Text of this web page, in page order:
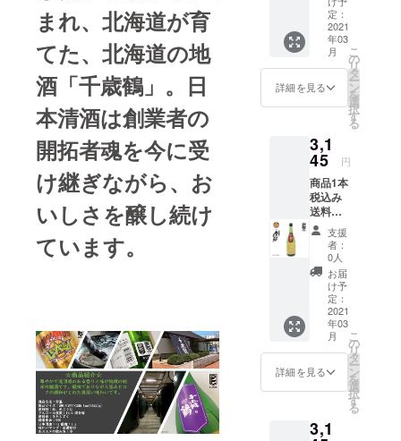
まれ、北海道が育
てた、北海道の地
酒「千歳鶴」。日
本清酒は創業者の
開拓者魂を今に受
け継ぎながら、お
いしさを醸し続け
ています。
サイ
ズ：75
×75×30
0 1000
原材
米麹
（国産
米） ア
ルコー
ル度
数：15
度 原料
米：五
百万石
精米歩
合：
60% 日
本酒
度：±0
酸度：
スメの
飲み
る燗・
の南部
に位置
する
「まほ
ろばの
里」高
300年の
歴史を
数える
酒蔵で
す。 保
存方
法：常
温 製品
サイ
ズ：
90×90
×325（
mm)
1600(g)
原材料:
米(国
産)、米
こうじ
(国産米)
ルコー
ボールB
リーグ
クラ
ブ・新
潟アル
ビレッ
クスBB
と「柏
のコラ
ボレー
ション
日本酒
で
す。"柏
露酒
造"は宝
暦元年
創業。
新潟の
酒造好
適米
「五百
万石」
を主な
原料
中、越
定：
2021
年03
月
詳細を見る
こ
の
リ
タ
ー
ン
を
選
択
す
る
3,1
45 円
商品1本
税込み
送料込
み+お礼
のメー
ル 男子
プロバ
スケッ
トボー
ルBリー
グクラ
ブ・名
古屋ダ
イヤモ
ンドド
ルフィ
「やま
支援
者：
0人
お届
け予
定：
2021
年03
月
詳細を見る
こ
の
リ
タ
ー
ン
を
選
択
す
る
3,1